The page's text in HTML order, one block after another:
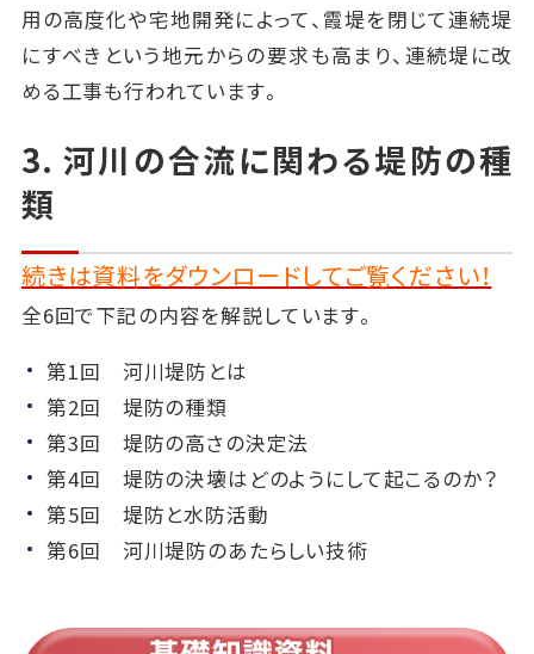
用の高度化や宅地開発によって、霞堤を閉じて連続堤
にすべきという地元からの要求も高まり、連続堤に改
める工事も行われています。
3. 河川の合流に関わる堤防の種
類
続きは資料をダウンロードしてご覧ください！
全6回で下記の内容を解説しています。
第1回 河川堤防とは
第2回 堤防の種類
第3回 堤防の高さの決定法
第4回 堤防の決壊はどのようにして起こるのか？
第5回 堤防と水防活動
第6回 河川堤防のあたらしい技術